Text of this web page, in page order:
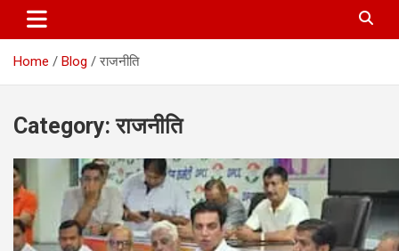
Home Blog राजनीति
Category:राजनीति